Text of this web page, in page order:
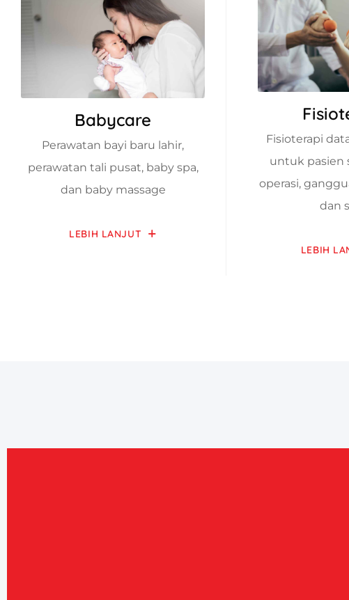
Babycare
Perawatan bayi baru lahir,
perawatan tali pusat, baby spa,
dan baby massage
LEBIH LANJUT
Fisioterapi
untuk pasien
operasi,
dan
LEBIH